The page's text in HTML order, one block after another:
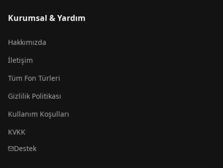
Kurumsal & Yardım
Hakkımızda
İletişim
Tüm Fon Türleri
Gizlilik Politikası
Kullanım Koşulları
KVKK
Destek